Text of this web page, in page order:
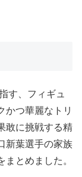
す、フィギュ
かつ華麗なトリ
敢に挑戦する精
新葉選手の家族
とめました。